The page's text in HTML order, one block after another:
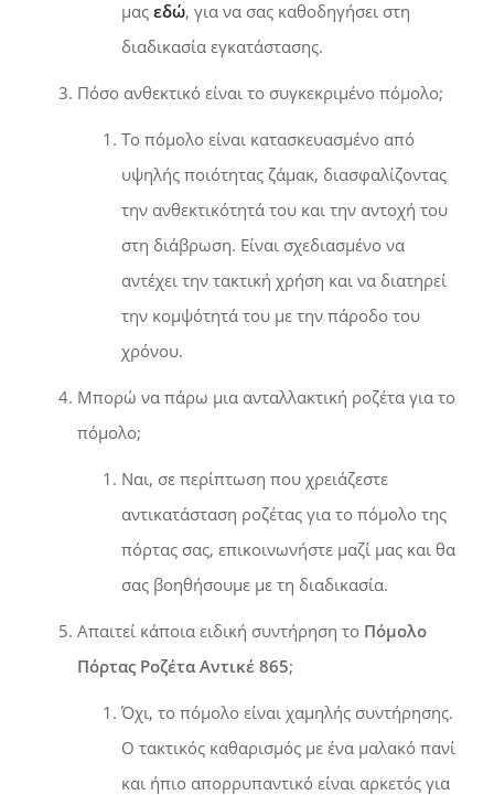
μας εδώ, για να σας καθοδηγήσει στη
διαδικασία εγκατάστασης.
Πόσο ανθεκτικό είναι το συγκεκριμένο πόμολο;
Το πόμολο είναι κατασκευασμένο από
υψηλής ποιότητας ζάμακ, διασφαλίζοντας
την ανθεκτικότητά του και την αντοχή του
στη διάβρωση. Είναι σχεδιασμένο να
αντέχει την τακτική χρήση και να διατηρεί
την κομψότητά του με την πάροδο του
χρόνου.
Μπορώ να πάρω μια ανταλλακτική ροζέτα για το
πόμολο;
Ναι, σε περίπτωση που χρειάζεστε
αντικατάσταση ροζέτας για το πόμολο της
πόρτας σας, επικοινωνήστε μαζί μας και θα
σας βοηθήσουμε με τη διαδικασία.
Απαιτεί κάποια ειδική συντήρηση το Πόμολο
Πόρτας Ροζέτα Αντικέ 865;
Όχι, το πόμολο είναι χαμηλής συντήρησης.
Ο τακτικός καθαρισμός με ένα μαλακό πανί
και ήπιο απορρυπαντικό είναι αρκετός για